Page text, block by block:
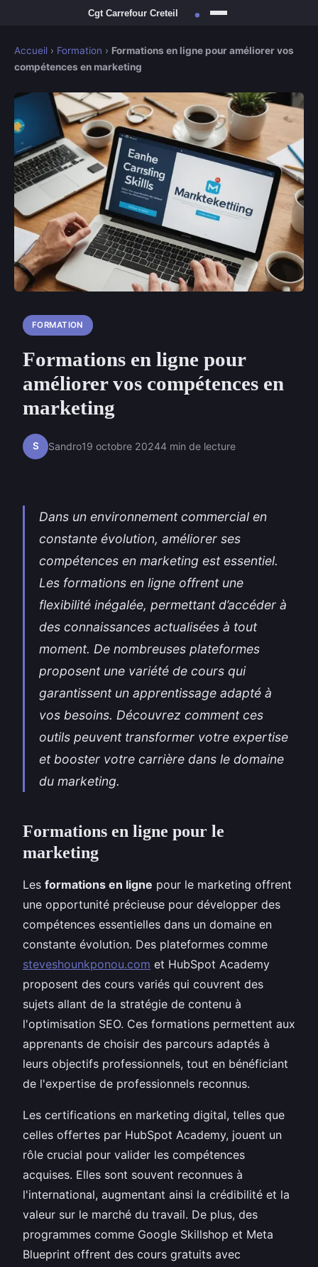
Accueil › Formation › Formations en ligne pour améliorer vos
compétences en marketing
FORMATION
Formations en ligne pour
améliorer vos compétences en
marketing
S Sandro19 octobre 20244 min de lecture
Dans un environnement commercial en
constante évolution, améliorer ses
compétences en marketing est essentiel.
Les formations en ligne offrent une
flexibilité inégalée, permettant d’accéder à
des connaissances actualisées à tout
moment. De nombreuses plateformes
proposent une variété de cours qui
garantissent un apprentissage adapté à
vos besoins. Découvrez comment ces
outils peuvent transformer votre expertise
et booster votre carrière dans le domaine
du marketing.
Formations en ligne pour le
marketing
Les formations en ligne pour le marketing offrent
une opportunité précieuse pour développer des
compétences essentielles dans un domaine en
constante évolution. Des plateformes comme
steveshounkponou.com et HubSpot Academy
proposent des cours variés qui couvrent des
sujets allant de la stratégie de contenu à
l'optimisation SEO. Ces formations permettent aux
apprenants de choisir des parcours adaptés à
leurs objectifs professionnels, tout en bénéficiant
de l'expertise de professionnels reconnus.
Les certifications en marketing digital, telles que
celles offertes par HubSpot Academy, jouent un
rôle crucial pour valider les compétences
acquises. Elles sont souvent reconnues à
l'international, augmentant ainsi la crédibilité et la
valeur sur le marché du travail. De plus, des
programmes comme Google Skillshop et Meta
Blueprint offrent des cours gratuits avec